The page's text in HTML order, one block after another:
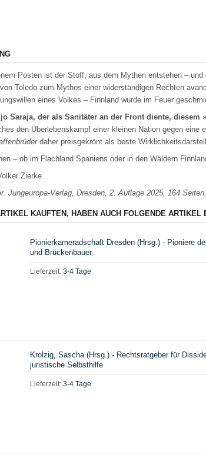
Posten ist der Stoff, aus dem Mythen entstehen –
Toledo zum Mythos einer widerständigen Rechten
eines Volkes – Finnland wurde im Feuer
Saraja, der als Sanitäter an der Front diente, diesem
den Überlebenskampf einer kleinen Nation gegen
daher preisgekrönt als beste
– ob im Flachland Spaniens oder in den Wäldern
Zierke.
Jungeuropa-Verlag, Dresden, 2. Auflage 2025, 164
KAUFTEN, HABEN AUCH FOLGENDE ARTIKEL
Pionierkameradschaft Dresden (Hrsg.) - Pioniere
und Brückenbauer
Lieferzeit:3-4 Tage
Krolzig, Sascha (Hrsg.) - Rechtsratgeber für
juristische Selbsthilfe
Lieferzeit:3-4 Tage